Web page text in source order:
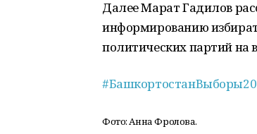
Далее Марат Гадилов
информированию
политических партий на
Фото: Анна Фролова.